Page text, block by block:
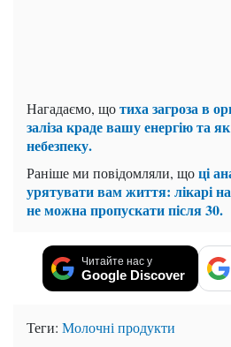
Нагадаємо, щотиха загроза в
заліза краде вашу енергію та
небезпеку.
Раніше ми повідомляли, щоці
урятувати вам життя: лікарі
не можна пропускати після 30.
Читайте нас у
Google Discover
Теги: Молочні продукти